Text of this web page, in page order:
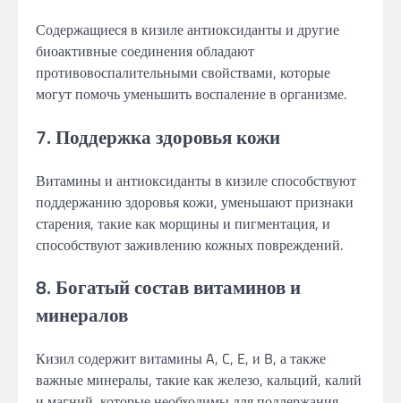
Содержащиеся в кизиле антиоксиданты и другие
биоактивные соединения обладают
противовоспалительными свойствами, которые
могут помочь уменьшить воспаление в организме.
7. Поддержка здоровья кожи
Витамины и антиоксиданты в кизиле способствуют
поддержанию здоровья кожи, уменьшают признаки
старения, такие как морщины и пигментация, и
способствуют заживлению кожных повреждений.
8. Богатый состав витаминов и
минералов
Кизил содержит витамины A, C, E, и B, а также
важные минералы, такие как железо, кальций, калий